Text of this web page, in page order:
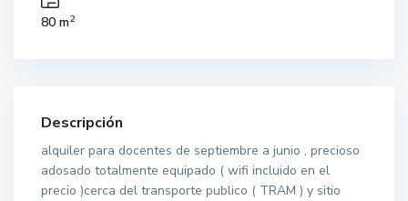
80 m2
Descripción
alquiler para docentes de septiembre a junio , precioso
adosado totalmente equipado ( wifi incluido en el
precio )cerca del transporte publico ( TRAM ) y sitio